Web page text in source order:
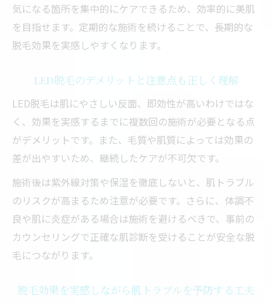
気になる箇所を集中的にケアできるため、効率的に美肌
を目指せます。定期的な施術を続けることで、長期的な
脱毛効果を実感しやすくなります。
LED脱毛のデメリットと注意点も正しく理解
LED脱毛は肌にやさしい反面、即効性が高いわけではな
く、効果を実感するまでに複数回の施術が必要となる点
がデメリットです。また、毛質や肌質によっては効果の
差が出やすいため、継続したケアが不可欠です。
施術後は紫外線対策や保湿を徹底しないと、肌トラブル
のリスクが高まるため注意が必要です。さらに、体調不
良や肌に炎症がある場合は施術を避けるべきで、事前の
カウンセリングで正確な肌診断を受けることが安全な脱
毛につながります。
脱毛効果を実感しながら肌トラブルを予防する工夫